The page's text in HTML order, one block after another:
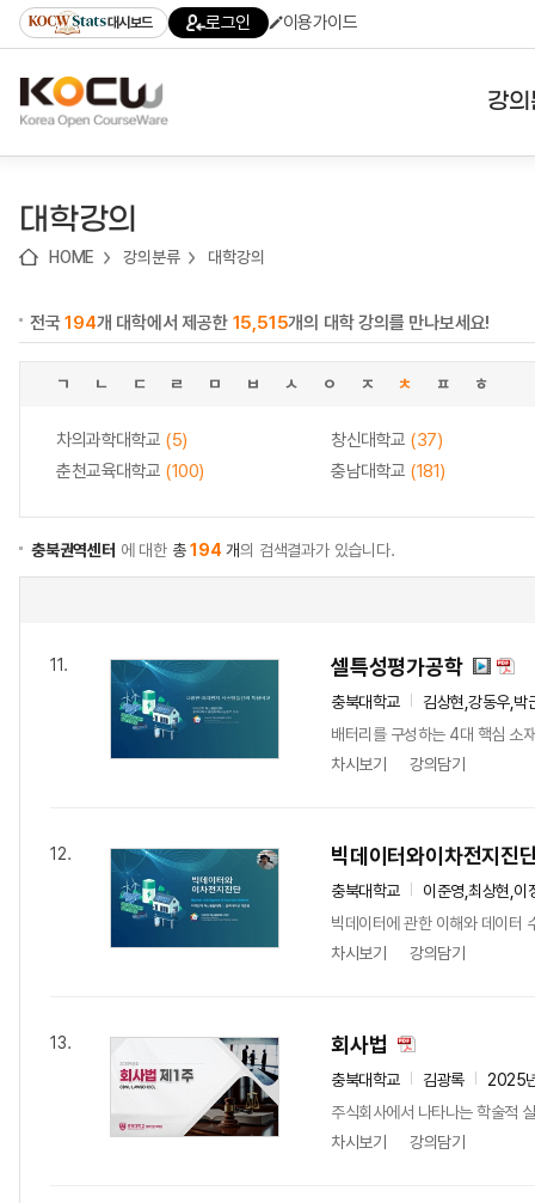
기
기
기
content)
가
대시보드 로그인 이용가이드
강
대학강의
HOME 강의분류 대학강의
전국194개 대학에서 제공한 15,515개의 대학 강의를 만나보세요!
ㄱ ㄴ ㄷ ㄹ ㅁ ㅂ ㅅ ㅇ ㅈ ㅊ ㅍ ㅎ
차의과학대학교 (5) 창신대학교 (37)
춘천교육대학교 (100) 충남대학교 (181)
충북권역센터 에 대한총194 개의 검색결과가 있습니다.
11. 셀특성평가공학
충북대학교
김상현,강동우,박
배터리를 구성하는 4대 핵심 소
차시보기
강의담기
12. 빅데이터와이차전지진
충북대학교
이준영,최상현,이
빅데이터에 관한 이해와 데이터
차시보기
강의담기
13. 회사법
충북대학교 김광록
2025
주식회사에서 나타나는 학술적
차시보기
강의담기